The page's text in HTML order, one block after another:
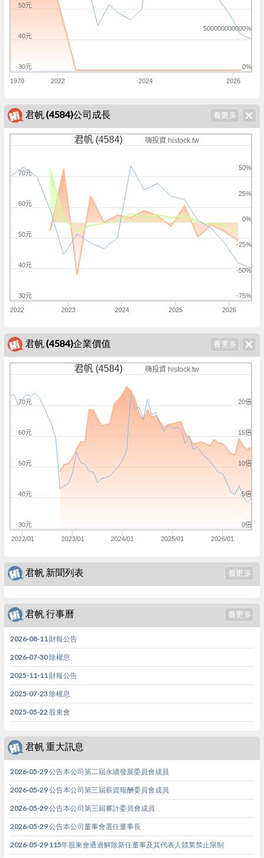
1970 2022 2024 2026
0%
500000000000%
30元
40元
50元
君帆 (4584)公司成長
君帆 (4584) 嗨投資 histock.tw
2022 2023 2024 2025 2026
-75%
-50%
-25%
0%
25%
50%
30元
40元
50元
60元
70元
君帆 (4584)企業價值
君帆 (4584) 嗨投資 histock.tw
2022/01 2023/01 2024/01 2025/01 2026/01
0倍
5倍
10倍
15倍
20倍
30元
40元
50元
60元
70元
君帆 新聞列表
君帆 行事曆
2026-08-11 財報公告
2026-07-30 除權息
2025-11-11 財報公告
2025-07-23 除權息
2025-05-22 股東會
君帆 重大訊息
2026-05-29 公告本公司第二屆永續發展委員會成員
2026-05-29 公告本公司第三屆薪資報酬委員會成員
2026-05-29 公告本公司第三屆審計委員會成員
2026-05-29 公告本公司董事會選任董事長
2026-05-29 115年股東會通過解除新任董事及其代表人競業禁止限制